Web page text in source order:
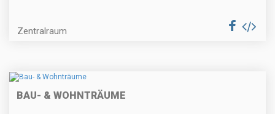
Zentralraum
BAU- & WOHNTRÄUME